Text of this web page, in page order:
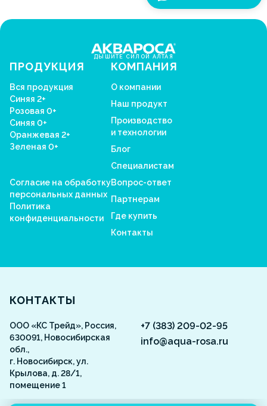
ДЫШИТЕ СИЛОЙ АЛТАЯ
ПРОДУКЦИЯ
Вся продукция
Синяя 2+
Розовая 0+
Синяя 0+
Оранжевая 2+
Зеленая 0+
Согласие на обработку
персональных данных
Политика
конфиденциальности
КОМПАНИЯ
О компании
Наш продукт
Производство
и технологии
Блог
Специалистам
Вопрос-ответ
Партнерам
Где купить
Контакты
Aquarosa
КОНТАКТЫ
ООО «КС Трейд», Россия,
630091, Новосибирская
обл.,
г. Новосибирск, ул.
Крылова, д. 28/1,
помещение 1
+7 (383) 209-02-95
info@aqua-rosa.ru